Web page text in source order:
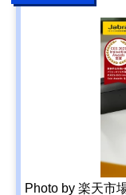
Photo by 楽天市